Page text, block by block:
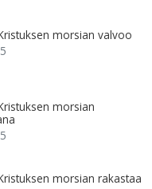
morsian valvoo
morsian
morsian rakastaa